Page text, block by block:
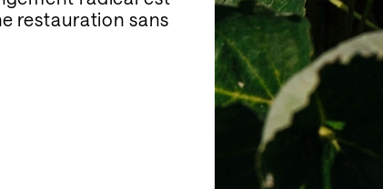
restauration sans